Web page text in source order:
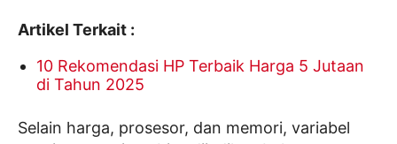
Artikel Terkait :
10 Rekomendasi HP Terbaik Harga 5 Jutaan
di Tahun 2025
Selain harga, prosesor, dan memori, variabel